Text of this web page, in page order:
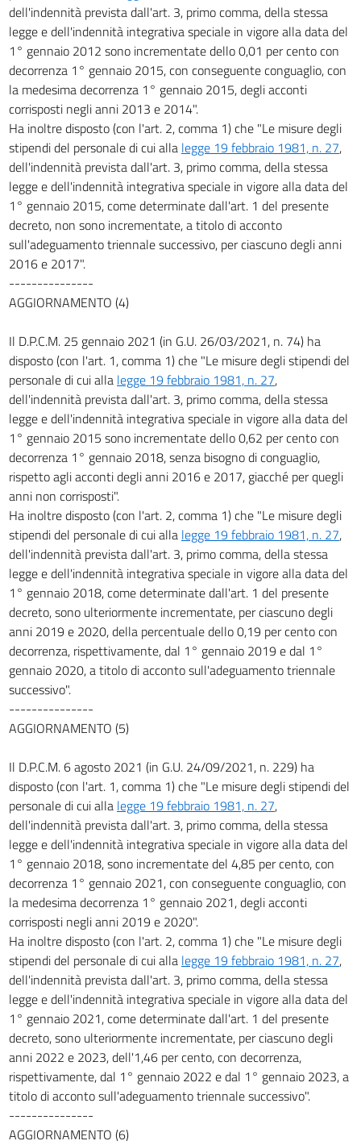
dell'indennità prevista dall'art. 3, primo comma, della stessa
legge e dell'indennità integrativa speciale in vigore alla data del
1° gennaio 2012 sono incrementate dello 0,01 per cento con
decorrenza 1° gennaio 2015, con conseguente conguaglio, con
la medesima decorrenza 1° gennaio 2015, degli acconti
corrisposti negli anni 2013 e 2014".
Ha inoltre disposto (con l'art. 2, comma 1) che "Le misure degli
stipendi del personale di cui alla legge 19 febbraio 1981, n. 27,
dell'indennità prevista dall'art. 3, primo comma, della stessa
legge e dell'indennità integrativa speciale in vigore alla data del
1° gennaio 2015, come determinate dall'art. 1 del presente
decreto, non sono incrementate, a titolo di acconto
sull'adeguamento triennale successivo, per ciascuno degli anni
2016 e 2017".
---------------
AGGIORNAMENTO (4)
Il D.P.C.M. 25 gennaio 2021 (in G.U. 26/03/2021, n. 74) ha
disposto (con l'art. 1, comma 1) che "Le misure degli stipendi del
personale di cui alla legge 19 febbraio 1981, n. 27,
dell'indennità prevista dall'art. 3, primo comma, della stessa
legge e dell'indennità integrativa speciale in vigore alla data del
1° gennaio 2015 sono incrementate dello 0,62 per cento con
decorrenza 1° gennaio 2018, senza bisogno di conguaglio,
rispetto agli acconti degli anni 2016 e 2017, giacché per quegli
anni non corrisposti".
Ha inoltre disposto (con l'art. 2, comma 1) che "Le misure degli
stipendi del personale di cui alla legge 19 febbraio 1981, n. 27,
dell'indennità prevista dall'art. 3, primo comma, della stessa
legge e dell'indennità integrativa speciale in vigore alla data del
1° gennaio 2018, come determinate dall'art. 1 del presente
decreto, sono ulteriormente incrementate, per ciascuno degli
anni 2019 e 2020, della percentuale dello 0,19 per cento con
decorrenza, rispettivamente, dal 1° gennaio 2019 e dal 1°
gennaio 2020, a titolo di acconto sull'adeguamento triennale
successivo".
---------------
AGGIORNAMENTO (5)
Il D.P.C.M. 6 agosto 2021 (in G.U. 24/09/2021, n. 229) ha
disposto (con l'art. 1, comma 1) che "Le misure degli stipendi del
personale di cui alla legge 19 febbraio 1981, n. 27,
dell'indennità prevista dall'art. 3, primo comma, della stessa
legge e dell'indennità integrativa speciale in vigore alla data del
1° gennaio 2018, sono incrementate del 4,85 per cento, con
decorrenza 1° gennaio 2021, con conseguente conguaglio, con
la medesima decorrenza 1° gennaio 2021, degli acconti
corrisposti negli anni 2019 e 2020".
Ha inoltre disposto (con l'art. 2, comma 1) che "Le misure degli
stipendi del personale di cui alla legge 19 febbraio 1981, n. 27,
dell'indennità prevista dall'art. 3, primo comma, della stessa
legge e dell'indennità integrativa speciale in vigore alla data del
1° gennaio 2021, come determinate dall'art. 1 del presente
decreto, sono ulteriormente incrementate, per ciascuno degli
anni 2022 e 2023, dell'1,46 per cento, con decorrenza,
rispettivamente, dal 1° gennaio 2022 e dal 1° gennaio 2023, a
titolo di acconto sull'adeguamento triennale successivo".
---------------
AGGIORNAMENTO (6)